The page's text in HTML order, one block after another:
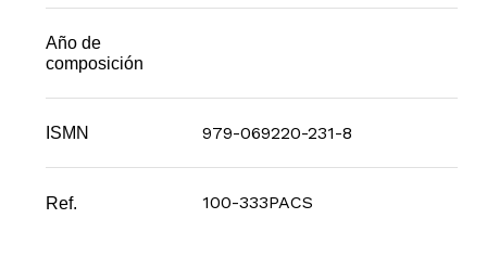
Año de
composición
ISMN 979-069220-231-8
Ref. 100-333PACS